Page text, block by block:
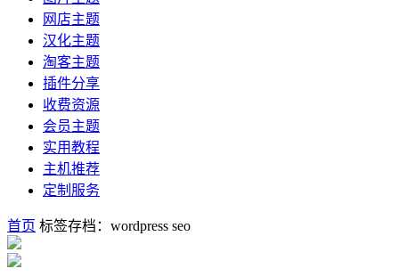
网店主题
汉化主题
淘客主题
插件分享
收费资源
会员主题
实用教程
主机推荐
定制服务
首页 标签存档：wordpress seo